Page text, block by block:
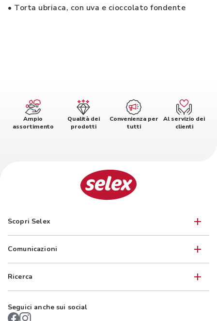
• Torta ubriaca, con uva e cioccolato fondente
Ampio
assortimento
Qualità dei
prodotti
Convenienza per
tutti
Al servizio dei
clienti
Scopri Selex
Comunicazioni
Ricerca
Seguici anche sui social